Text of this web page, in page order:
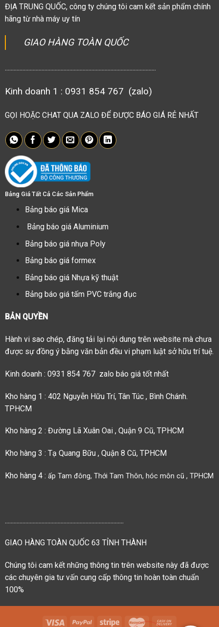
ĐỊA TRUNG QUỐC, công ty chúng tôi cam kết sản phẩm chính
hãng từ nhà máy uy tín
GIAO HÀNG TOÀN QUỐC
.......................................................................................................
Kinh doanh 1 : 0931 854 767 (zalo)
GỌI HOẶC CHAT QUA ZALO ĐỂ ĐƯỢC BÁO GIÁ RẺ NHẤT
Bảng Giá Tất Cả Các Sản Phẩm
Bảng báo giá Mica
Bảng báo giá Aluminium
Bảng báo giá nhựa Poly
Bảng báo giá formex
Bảng báo giá Nhựa kỹ thuật
Bảng báo giá tấm PVC trắng đục
BẢN QUYỀN
Hành vi sao chép, đăng tải lại nội dung trên website mà chưa
được sự đồng ý bằng văn bản đều vi phạm luật sở hữu trí tuệ.
Kinh doanh : 0931 854 767 zalo báo giá tốt nhất
Kho hàng 1 : 402 Nguyễn Hữu Trí, Tân Túc , Bình Chánh.
TPHCM
Kho hàng 2 : Đường Lã Xuân Oai , Quận 9 Cũ, TPHCM
Kho hàng 3 : Tạ Quang Bữu , Quận 8 Cũ, TPHCM
Kho hàng 4 : ấp Tam đông, Thới Tam Thôn, hóc môn cũ , TPHCM
.................................................................................
GIAO HÀNG TOÀN QUỐC 63 TỈNH THÀNH
Chúng tôi cam kết những thông tin trên website này đã được
các chuyên gia tư vấn cung cấp thông tin hoàn toàn chuẩn
100%